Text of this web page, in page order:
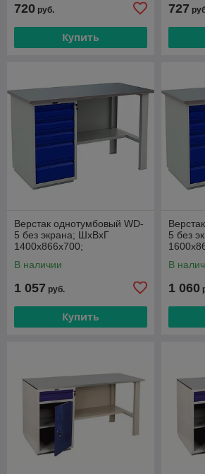
720 руб.
Купить
727
Верстак однотумбовый WD-
5 без экрана; ШxВxГ
1400x866x700;
В наличии
1 057 руб.
Купить
5 без
В
1 060